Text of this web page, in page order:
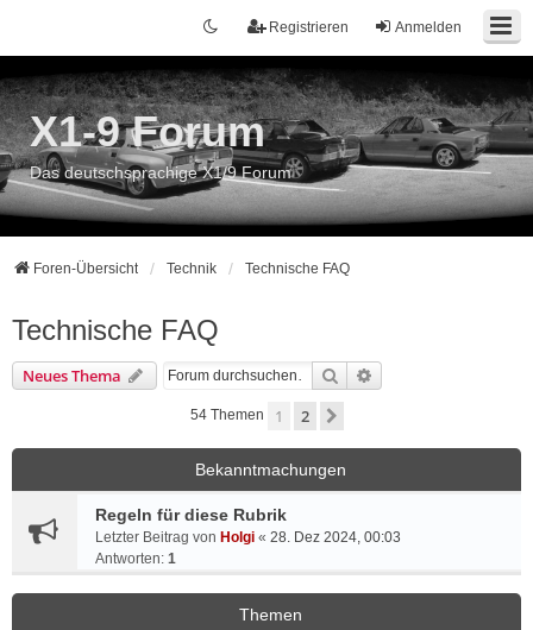
Anmelden
Registrieren
X1-9 Forum
Das deutschsprachige X1/9 Forum
Foren-Übersicht Technik Technische FAQ
Technische FAQ
Neues Thema Suche
54 Themen 1 2
Bekanntmachungen
Regeln für diese Rubrik
Letzter Beitrag von Holgi « 28. Dez 2024, 00:03
Antworten: 1
Themen